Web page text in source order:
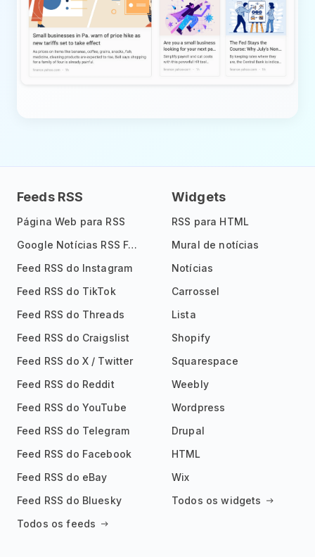
Feeds RSS
Página Web para RSS
Google Notícias RSS Feed
Feed RSS do Instagram
Feed RSS do TikTok
Feed RSS do Threads
Feed RSS do Craigslist
Feed RSS do X / Twitter
Feed RSS do Reddit
Feed RSS do YouTube
Feed RSS do Telegram
Feed RSS do Facebook
Feed RSS do eBay
Feed RSS do Bluesky
Todos os feeds
Widgets
RSS para HTML
Mural de notícias
Notícias
Carrossel
Lista
Shopify
Squarespace
Weebly
Wordpress
Drupal
HTML
Wix
Todos os widgets